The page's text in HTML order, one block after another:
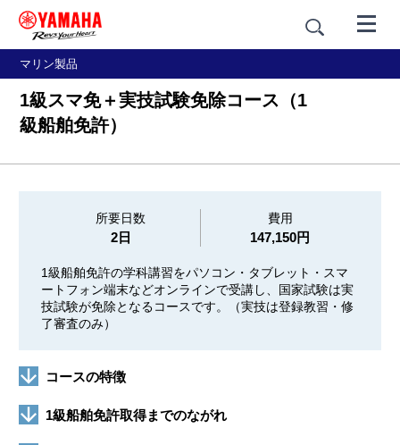
マリン製品
1級スマ免＋実技試験免除コース（1
級船舶免許）
所要日数
2日
費用
147,150円
1級船舶免許の学科講習をパソコン・タブレット・スマ
ートフォン端末などオンラインで受講し、国家試験は実
技試験が免除となるコースです。（実技は登録教習・修
了審査のみ）
コースの特徴
1級船舶免許取得までのながれ